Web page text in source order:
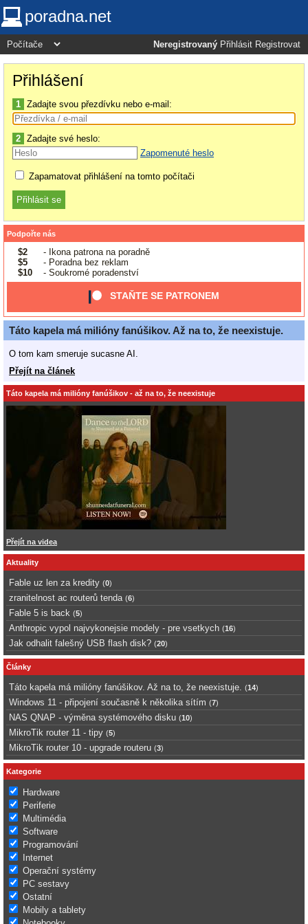
poradna.net
Neregistrovaný Přihlásit Registrovat
Přihlášení
1 Zadajte svou přezdívku nebo e-mail:
2 Zadajte své heslo:
Zapomenuté heslo
Zapamatovat přihlášení na tomto počítači
Podpořte nás
$2
- Ikona patrona na poradně
$5
- Poradna bez reklam
$10
- Soukromé poradenství
STAŇTE SE PATRONEM
Táto kapela má milióny fanúšikov. Až na to, že neexistuje.
O tom kam smeruje sucasne AI.
Přejít na článek
Táto kapela má milióny fanúšikov - až na to, že neexistuje
Přejít na videa
Aktuality
Fable uz len za kredity (0)
zranitelnost ac routerů tenda (6)
Fable 5 is back (5)
Anthropic vypol najvykonejsie modely - pre vsetkych (16)
Jak odhalit falešný USB flash disk? (20)
Články
Táto kapela má milióny fanúšikov. Až na to, že neexistuje. (14)
Windows 11 - připojení současně k několika sítím (7)
NAS QNAP - výměna systémového disku (10)
MikroTik router 11 - tipy (5)
MikroTik router 10 - upgrade routeru (3)
Kategorie
Hardware
Periferie
Multimédia
Software
Programování
Internet
Operační systémy
PC sestavy
Ostatní
Mobily a tablety